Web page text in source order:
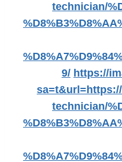
technician/
9/ https://
technician/